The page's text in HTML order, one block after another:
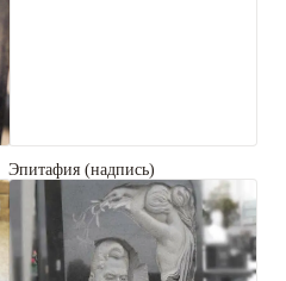
Эпитафия (надпись)